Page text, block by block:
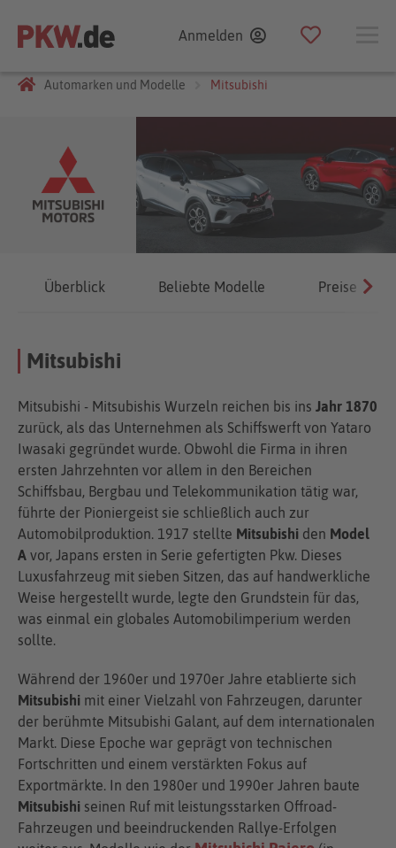
Anmelden
Automarken und Modelle Mitsubishi
Überblick Beliebte Modelle Preise
Mitsubishi
Mitsubishi - Mitsubishis Wurzeln reichen bis ins Jahr 1870
zurück, als das Unternehmen als Schiffswerft von Yataro
Iwasaki gegründet wurde. Obwohl die Firma in ihren
ersten Jahrzehnten vor allem in den Bereichen
Schiffsbau, Bergbau und Telekommunikation tätig war,
führte der Pioniergeist sie schließlich auch zur
Automobilproduktion. 1917 stellte Mitsubishi den Model
A vor, Japans ersten in Serie gefertigten Pkw. Dieses
Luxusfahrzeug mit sieben Sitzen, das auf handwerkliche
Weise hergestellt wurde, legte den Grundstein für das,
was einmal ein globales Automobilimperium werden
sollte.
Während der 1960er und 1970er Jahre etablierte sich
Mitsubishi mit einer Vielzahl von Fahrzeugen, darunter
der berühmte Mitsubishi Galant, auf dem internationalen
Markt. Diese Epoche war geprägt von technischen
Fortschritten und einem verstärkten Fokus auf
Exportmärkte. In den 1980er und 1990er Jahren baute
Mitsubishi seinen Ruf mit leistungsstarken Offroad-
Fahrzeugen und beeindruckenden Rallye-Erfolgen